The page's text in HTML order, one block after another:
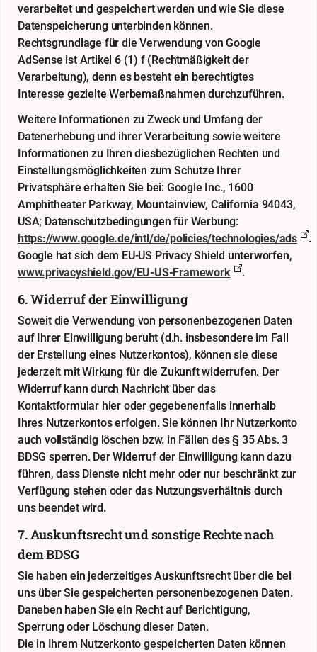
verarbeitet und gespeichert werden und wie Sie diese
Datenspeicherung unterbinden können.
Rechtsgrundlage für die Verwendung von Google
AdSense ist Artikel 6 (1) f (Rechtmäßigkeit der
Verarbeitung), denn es besteht ein berechtigtes
Interesse gezielte Werbemaßnahmen durchzuführen.
Weitere Informationen zu Zweck und Umfang der
Datenerhebung und ihrer Verarbeitung sowie weitere
Informationen zu Ihren diesbezüglichen Rechten und
Einstellungsmöglichkeiten zum Schutze Ihrer
Privatsphäre erhalten Sie bei: Google Inc., 1600
Amphitheater Parkway, Mountainview, California 94043,
USA; Datenschutzbedingungen für Werbung:
https://www.google.de/intl/de/policies/technologies/ads
.
Google hat sich dem EU-US Privacy Shield unterworfen,
www.privacyshield.gov/EU-US-Framework
.
6. Widerruf der Einwilligung
Soweit die Verwendung von personenbezogenen Daten
auf Ihrer Einwilligung beruht (d.h. insbesondere im Fall
der Erstellung eines Nutzerkontos), können sie diese
jederzeit mit Wirkung für die Zukunft widerrufen. Der
Widerruf kann durch Nachricht über das
Kontaktformular hieroder gegebenenfalls innerhalb
Ihres Nutzerkontos erfolgen. Sie können Ihr Nutzerkonto
auch vollständig löschen bzw. in Fällen des § 35 Abs. 3
BDSG sperren. Der Widerruf der Einwilligung kann dazu
führen, dass Dienste nicht mehr oder nur beschränkt zur
Verfügung stehen oder das Nutzungsverhältnis durch
uns beendet wird.
7. Auskunftsrecht und sonstige Rechte nach
dem BDSG
Sie haben ein jederzeitiges Auskunftsrecht über die bei
uns über Sie gespeicherten personenbezogenen Daten.
Daneben haben Sie ein Recht auf Berichtigung,
Sperrung oder Löschung dieser Daten.
Die in Ihrem Nutzerkonto gespeicherten Daten können